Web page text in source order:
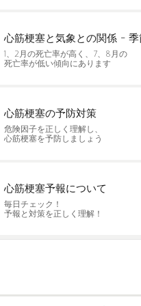
心筋梗塞と気象との関係 -
1、2月の死亡率が高く、7、8月の
死亡率が低い傾向にあります
心筋梗塞の予防対策
危険因子を正しく理解し、
心筋梗塞を予防しましょう
心筋梗塞予報について
毎日チェック！
予報と対策を正しく理解！